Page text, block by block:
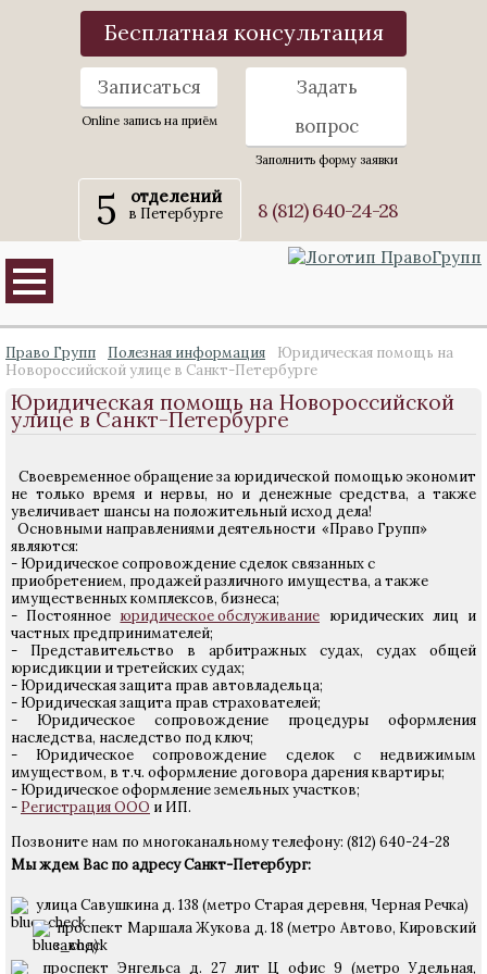
Бесплатная консультация
Записаться
Online запись на приём
Задать
вопрос
Заполнить форму заявки
5 отделений
в Петербурге 8 (812) 640-24-28
Право Групп Полезная информация
Юридическая помощь на
Новороссийской улице в Санкт-Петербурге
Юридическая помощь на Новороссийской
улице в Санкт-Петербурге
Своевременное обращение за юридической помощью экономит
не только время и нервы, но и денежные средства, а также
увеличивает шансы на положительный исход дела!
Основными направлениями деятельности «Право Групп»
являются:
- Юридическое сопровождение сделок связанных с
приобретением, продажей различного имущества, а также
имущественных комплексов, бизнеса;
- Постоянное юридическое обслуживание юридических лиц и
частных предпринимателей;
- Представительство в арбитражных судах, судах общей
юрисдикции и третейских судах;
- Юридическая защита прав автовладельца;
- Юридическая защита прав страхователей;
- Юридическое сопровождение процедуры оформления
наследства, наследство под ключ;
- Юридическое сопровождение сделок с недвижимым
имуществом, в т.ч. оформление договора дарения квартиры;
- Юридическое оформление земельных участков;
- Регистрация ООО и ИП.
Позвоните нам по многоканальному телефону: (812) 640-24-28
Мы ждем Вас по адресу Санкт-Петербург:
улица Савушкина д. 138 (метро Старая деревня, Черная Речка)
проспект Маршала Жукова д. 18 (метро Автово, Кировский
завод)
проспект Энгельса д. 27 лит Ц офис 9 (метро Удельная,